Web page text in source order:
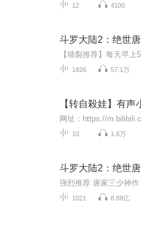
12 4100
1826 57.1万
网址：https://
10 1.6万
1021 8.88亿